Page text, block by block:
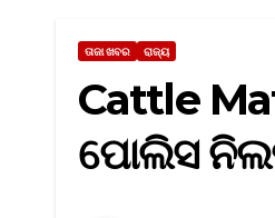
ତାଜା ଖବର ରାଜ୍ୟ
Cattle
ପୋଲିସ